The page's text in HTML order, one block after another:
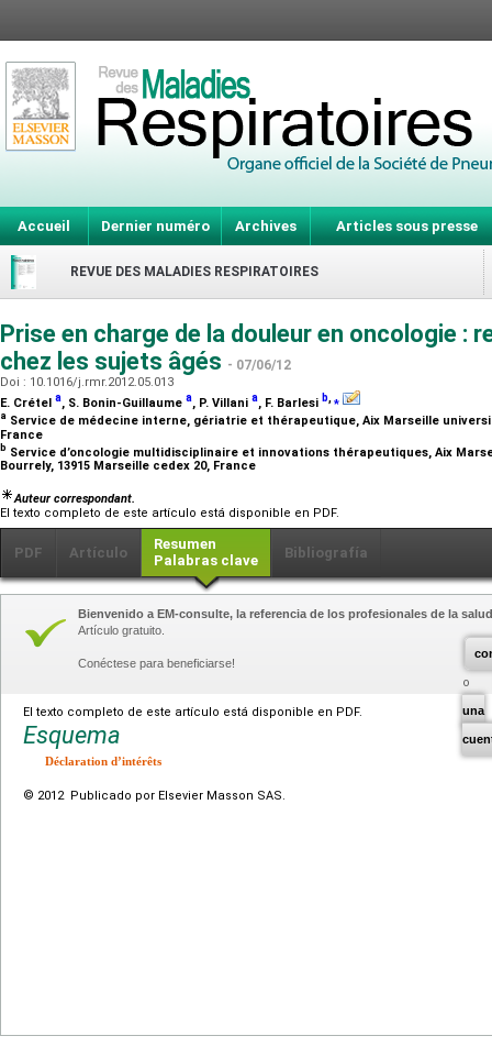
Accueil Dernier numéro Archives Articles sous presse
REVUE DES MALADIES RESPIRATOIRES
Prise en charge de la douleur en oncologie :
chez les sujets âgés - 07/06/12
Doi : 10.1016/j.rmr.2012.05.013
E. Crétel a, S. Bonin-Guillaume a, P. Villani a, F. Barlesi b,⁎
a Service de médecine interne, gériatrie et thérapeutique, Aix Marseille
France
b Service d’oncologie multidisciplinaire et innovations thérapeutiques, Aix
Bourrely, 13915 Marseille cedex 20, France
Auteur correspondant.
El texto completo de este artículo está disponible en PDF.
PDF Artículo
Resumen
Palabras clave
Bibliografía
una
Bienvenido a EM-consulte, la referencia de los profesionales de la
Artículo gratuito.
Conéctese para beneficiarse!
El texto completo de este artículo está disponible en PDF.
Esquema
Déclaration d’intérêts
© 2012 Publicado por Elsevier Masson SAS.